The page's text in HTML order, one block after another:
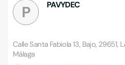
P PAVYDEC
Calle Santa Fabiola 13, Bajo, 29651,
Málaga